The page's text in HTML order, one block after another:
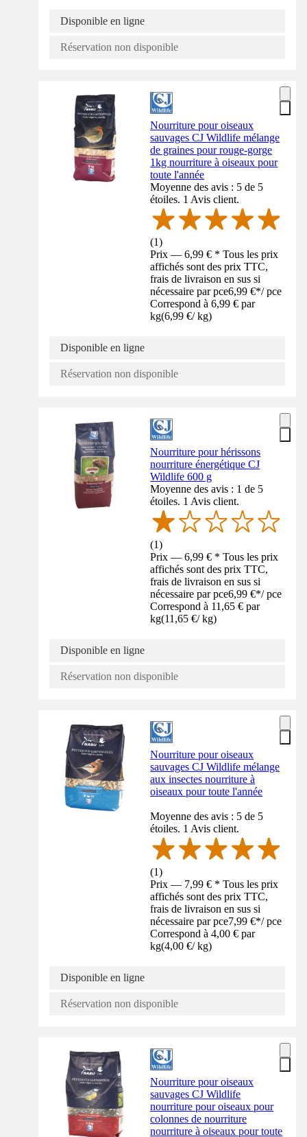
Disponible en ligne
Réservation non disponible
Nourriture pour oiseaux
sauvages CJ Wildlife mélange
de graines pour rouge-gorge
1kg nourriture à oiseaux pour
toute l'année
Moyenne des avis : 5 de 5
étoiles. 1 Avis client.
(1)
Prix — 6,99 € * Tous les prix
affichés sont des prix TTC,
frais de livraison en sus si
nécessaire par pce6,99 €*/ pce
Correspond à 6,99 € par
kg(6,99 €/ kg)
Disponible en ligne
Réservation non disponible
Nourriture pour hérissons
nourriture énergétique CJ
Wildlife 600 g
Moyenne des avis : 1 de 5
étoiles. 1 Avis client.
(1)
Prix — 6,99 € * Tous les prix
affichés sont des prix TTC,
frais de livraison en sus si
nécessaire par pce6,99 €*/ pce
Correspond à 11,65 € par
kg(11,65 €/ kg)
Disponible en ligne
Réservation non disponible
Nourriture pour oiseaux
sauvages CJ Wildlife mélange
aux insectes nourriture à
oiseaux pour toute l'année
Moyenne des avis : 5 de 5
étoiles. 1 Avis client.
(1)
Prix — 7,99 € * Tous les prix
affichés sont des prix TTC,
frais de livraison en sus si
nécessaire par pce7,99 €*/ pce
Correspond à 4,00 € par
kg(4,00 €/ kg)
Disponible en ligne
Réservation non disponible
Nourriture pour oiseaux
sauvages CJ Wildlife
nourriture pour oiseaux pour
colonnes de nourriture
nourriture à oiseaux pour toute